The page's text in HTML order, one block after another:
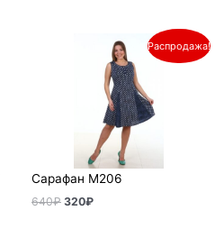
Распродажа!
Сарафан М206
640₽
Первоначальная
составляла
320₽
Текущая
цена:
320₽.